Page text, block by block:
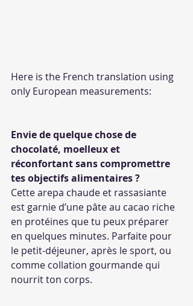
Here is the French translation using
only European measurements:
Envie de quelque chose de
chocolaté, moelleux et
réconfortant sans compromettre
tes objectifs alimentaires ?
Cette arepa chaude et rassasiante
est garnie d’une pâte au cacao riche
en protéines que tu peux préparer
en quelques minutes. Parfaite pour
le petit-déjeuner, après le sport, ou
comme collation gourmande qui
nourrit ton corps.